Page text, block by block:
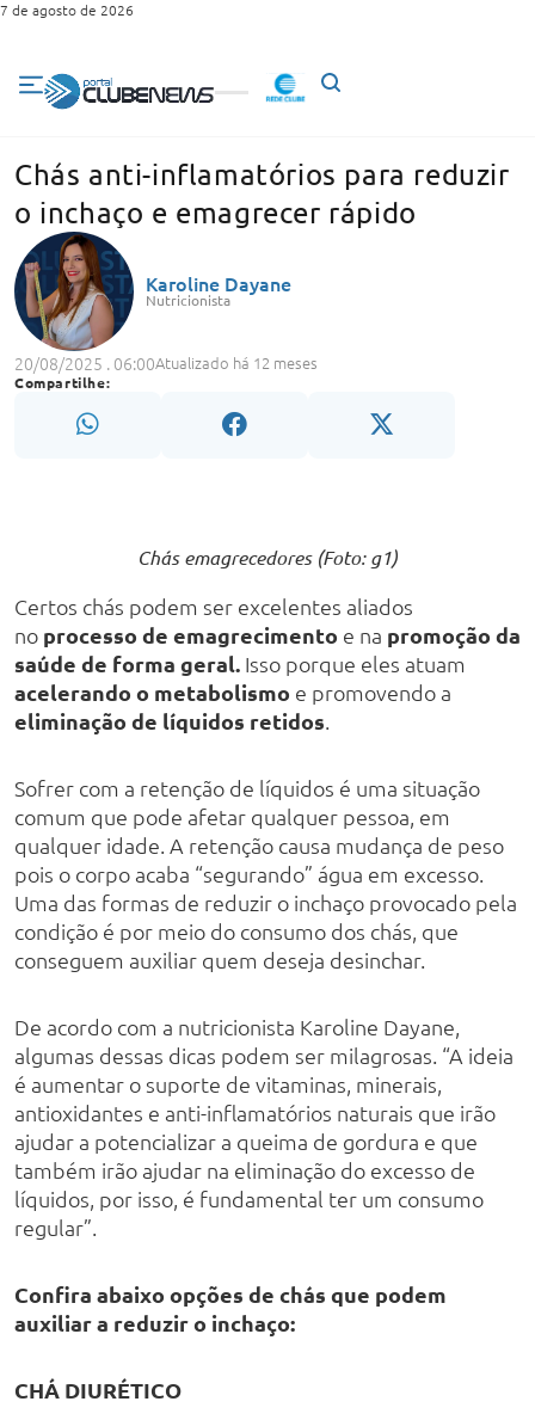
7 de agosto de 2026
Chás anti-inflamatórios para reduzir
o inchaço e emagrecer rápido
Karoline Dayane
Nutricionista
20/08/2025 . 06:00Atualizado há 12 meses
Compartilhe:
Chás emagrecedores (Foto: g1)
Certos chás podem ser excelentes aliados
no processo de emagrecimento e na promoção da
saúde de forma geral. Isso porque eles atuam
acelerando o metabolismo e promovendo a
eliminação de líquidos retidos.
Sofrer com a retenção de líquidos é uma situação
comum que pode afetar qualquer pessoa, em
qualquer idade. A retenção causa mudança de peso
pois o corpo acaba “segurando” água em excesso.
Uma das formas de reduzir o inchaço provocado pela
condição é por meio do consumo dos chás, que
conseguem auxiliar quem deseja desinchar.
De acordo com a nutricionista Karoline Dayane,
algumas dessas dicas podem ser milagrosas. “A ideia
é aumentar o suporte de vitaminas, minerais,
antioxidantes e anti-inflamatórios naturais que irão
ajudar a potencializar a queima de gordura e que
também irão ajudar na eliminação do excesso de
líquidos, por isso, é fundamental ter um consumo
regular”.
Confira abaixo opções de chás que podem
auxiliar a reduzir o inchaço:
CHÁ DIURÉTICO